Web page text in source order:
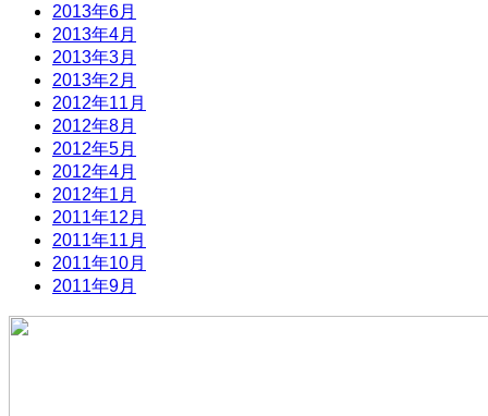
2013年6月
2013年4月
2013年3月
2013年2月
2012年11月
2012年8月
2012年5月
2012年4月
2012年1月
2011年12月
2011年11月
2011年10月
2011年9月